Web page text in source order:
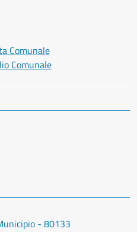
Comunale
Comunale
- 80133